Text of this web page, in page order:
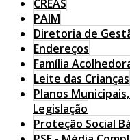
CREAS
PAIM
Diretoria de
Endereços
Família
Leite das Crianças
Planos
Legislação
Proteção Social